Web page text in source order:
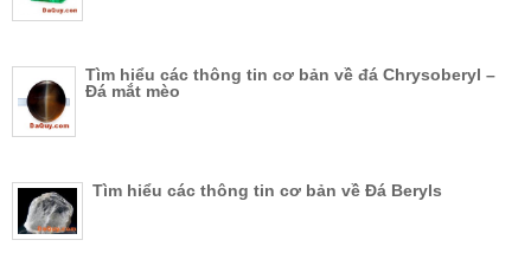
Tìm hiểu các thông tin cơ bản về đá Chrysoberyl –
Đá mắt mèo
Tìm hiểu các thông tin cơ bản về Đá Beryls